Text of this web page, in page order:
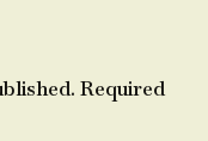
Required